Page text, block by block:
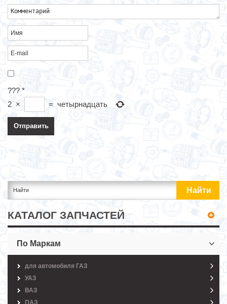
??? *
2 × = четырнадцать
КАТАЛОГ ЗАПЧАСТЕЙ
По Маркам
для автомобиля ГАЗ
УАЗ
ВАЗ
ПАЗ